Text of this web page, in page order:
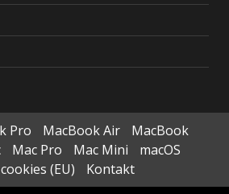
Pro MacBook Air
MacBook
Mac Pro Mac Mini
macOS
(EU)
Kontakt